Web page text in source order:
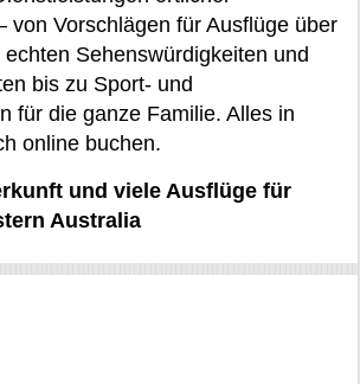
von Vorschlägen für Ausflüge über
Sehenswürdigkeiten und
bis zu Sport- und
für die ganze Familie. Alles in
online buchen.
und viele Ausflüge für
Australia